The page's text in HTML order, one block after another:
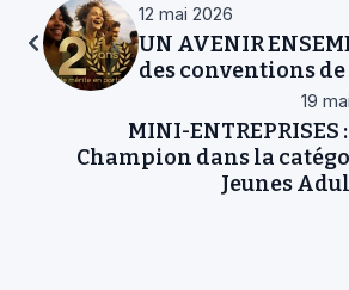
12 mai 2026
UN AVENIR
des conventions
19
MINI-ENTREPRISES
Champion dans la
Jeunes